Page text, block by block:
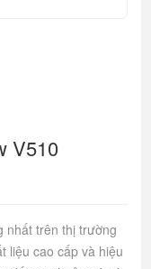
V510
nhất trên thị trường
liệu cao cấp và hiệu